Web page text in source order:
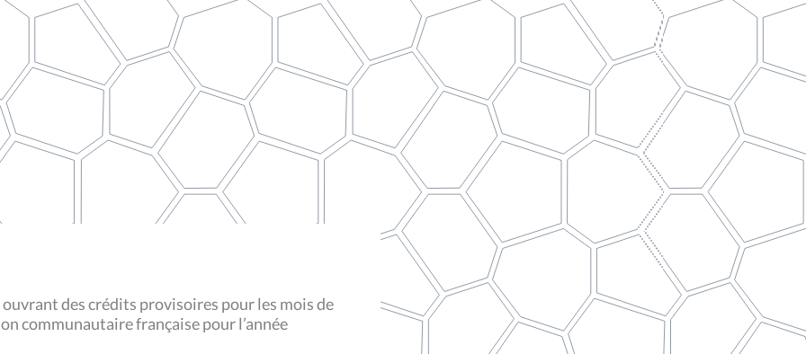
des crédits provisoires pour les mois de
communautaire française pour l’année